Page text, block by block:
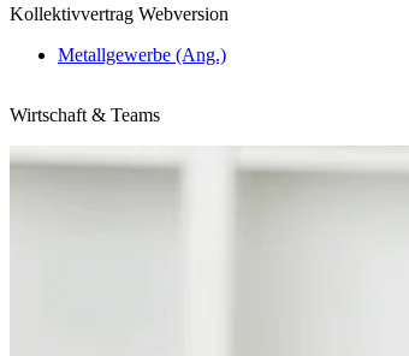
Kollektivvertrag Webversion
Metallgewerbe (Ang.)
Wirtschaft & Teams